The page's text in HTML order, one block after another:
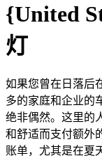
{United
灯
如果您曾在日落后
多的家庭和企业的
绝非偶然。这里的
和舒适而支付额外
账单，尤其是在夏